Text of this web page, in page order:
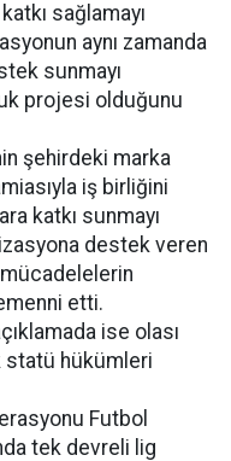
sağlamayı
aynı zamanda
sunmayı
projesi olduğunu
şehirdeki marka
iş birliğini
katkı sunmayı
destek veren
etti.
ise olası
statü hükümleri
Futbol
tek devreli lig